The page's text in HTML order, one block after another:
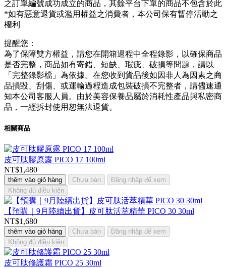
之訂單編號成功成立的商品，其餘平台下單的商品不包含於此
*如有惡意退貨或濫用權益之消費者，本公司保有暫停活動之
權利
提醒您：
為了保障雙方權益，請您在開箱過程中全程錄影，以確保商品
是否完整，商品如有寄錯、短缺、瑕疵、破損等問題，請以
「完整錄影檔」為依據。在您收到貨品後如因非人為因素之商
品損毀、刮傷、或運輸過程造成包裝破損不完整者，請儘速通
知本公司客服人員。由於美容保養品屬於消耗性產品與私密商
品，一經拆封使用恕無法退貨。
相關商品
皮可肽膠原露 PICO 17 100ml
NT$1,480
thêm vào giỏ hàng Chưa bán
Đăng nhập để xem
Không đủ điều kiện
【預購｜9月陸續出貨】皮可肽活萃精華 PICO 30 30ml
NT$1,680
thêm vào giỏ hàng Chưa bán
Đăng nhập để xem
Không đủ điều kiện
皮可肽修護霜 PICO 25 30ml